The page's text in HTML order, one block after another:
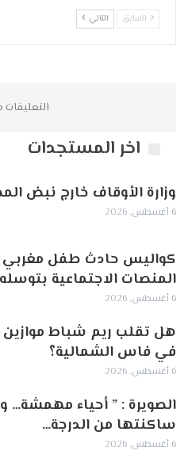
السابق التالي
التعليقات
اخر المستجدات
وزارة الأوقاف خارج نبض
6 أغسطس, 2026
كواليس حادث طفل مغربي
المنصات الاجتماعية
6 أغسطس, 2026
هل تقلب ريم شباط موازين
في فاس الشمالية؟
6 أغسطس, 2026
الصويرة : ” أحياء مهمشة…
ساكنتها من الدرجة…
6 أغسطس, 2026